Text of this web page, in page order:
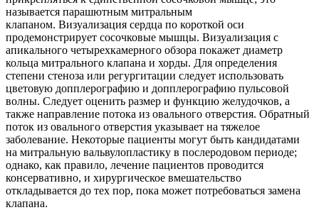
называется парашютным митральным
клапаном. Визуализация сердца по короткой оси
продемонстрирует сосочковые мышцы. Визуализация с
апикального четырехкамерного обзора покажет диаметр
кольца митрального клапана и хорды. Для определения
степени стеноза или регургитации следует использовать
цветовую допплерографию и допплерографию пульсовой
волны. Следует оценить размер и функцию желудочков, а
также направление потока из овального отверстия. Обратный
поток из овального отверстия указывает на тяжелое
заболевание. Некоторые пациенты могут быть кандидатами
на митральную вальвулопластику в послеродовом периоде;
однако, как правило, лечение пациентов проводится
консервативно, и хирургическое вмешательство
откладывается до тех пор, пока может потребоваться замена
клапана.